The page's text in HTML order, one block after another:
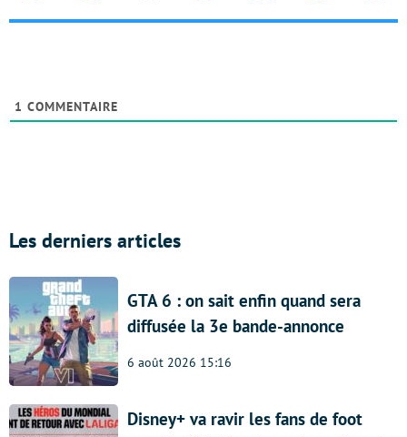
1 COMMENTAIRE
Les derniers articles
GTA 6 : on sait enfin quand sera
diffusée la 3e bande-annonce
6 août 2026 15:16
Disney+ va ravir les fans de foot